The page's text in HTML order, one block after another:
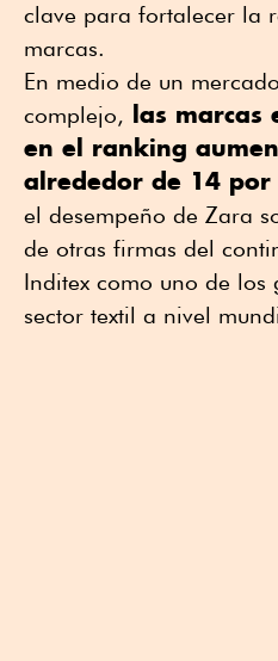
clave para fortalecer la
marcas.
En medio de un
complejo,
las marcas
en el ranking
alrededor de 14 por
el desempeño de Zara
de otras firmas del
Inditex como uno de los
sector textil a nivel